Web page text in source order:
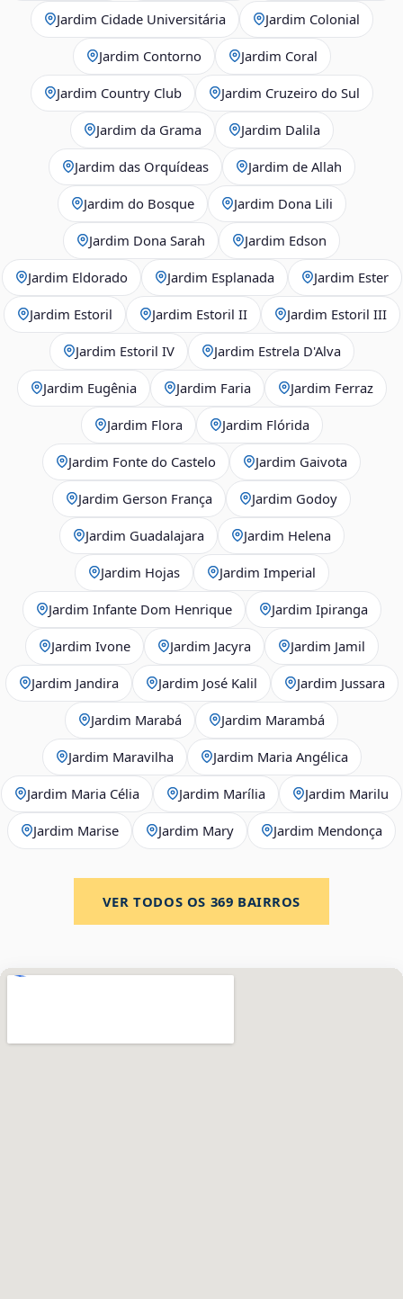
Jardim Cidade Universitária Jardim Colonial
Jardim Contorno Jardim Coral
Jardim Country Club Jardim Cruzeiro do Sul
Jardim da Grama Jardim Dalila
Jardim das Orquídeas Jardim de Allah
Jardim do Bosque Jardim Dona Lili
Jardim Dona Sarah Jardim Edson
Jardim Eldorado Jardim Esplanada Jardim Ester
Jardim Estoril Jardim Estoril II Jardim Estoril III
Jardim Estoril IV Jardim Estrela D'Alva
Jardim Eugênia Jardim Faria Jardim Ferraz
Jardim Flora Jardim Flórida
Jardim Fonte do Castelo Jardim Gaivota
Jardim Gerson França Jardim Godoy
Jardim Guadalajara Jardim Helena
Jardim Hojas Jardim Imperial
Jardim Infante Dom Henrique Jardim Ipiranga
Jardim Ivone Jardim Jacyra Jardim Jamil
Jardim Jandira Jardim José Kalil Jardim Jussara
Jardim Marabá Jardim Marambá
Jardim Maravilha Jardim Maria Angélica
Jardim Maria Célia Jardim Marília Jardim Marilu
Jardim Marise Jardim Mary Jardim Mendonça
VER TODOS OS 369 BAIRROS